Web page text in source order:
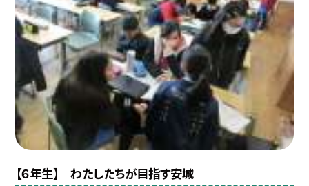
【６年生】 わたしたちが目指す安城